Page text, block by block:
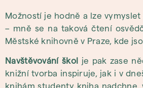
Možností je hodně a lze
– mně se na taková čtení
Městské knihovně v Praze, kde
Navštěvování škol je pak zase
knižní tvorba inspiruje, jak i v
knihám studenty kniha